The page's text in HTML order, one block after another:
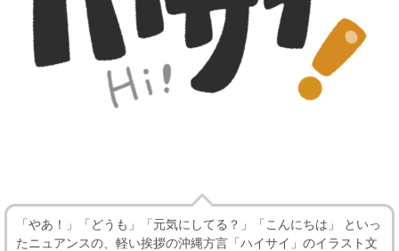
「やあ！」「どうも」「元気にしてる？」「こんにちは」 といっ
たニュアンスの、軽い挨拶の沖縄方言「ハイサイ」のイラスト文